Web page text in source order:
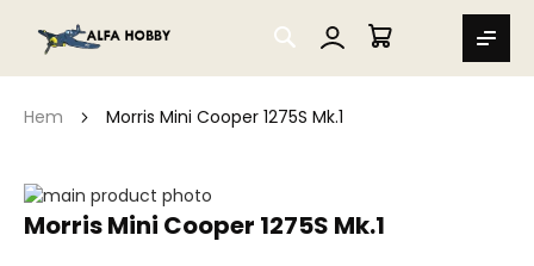
SEARCH
MIN VARUKORG
Hem Morris Mini Cooper 1275S Mk.1
Morris Mini Cooper 1275S Mk.1
Hoppa
till
Hoppa